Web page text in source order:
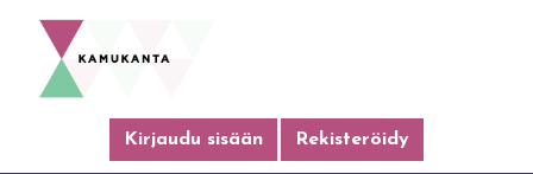
Kirjaudu sisään Rekisteröidy